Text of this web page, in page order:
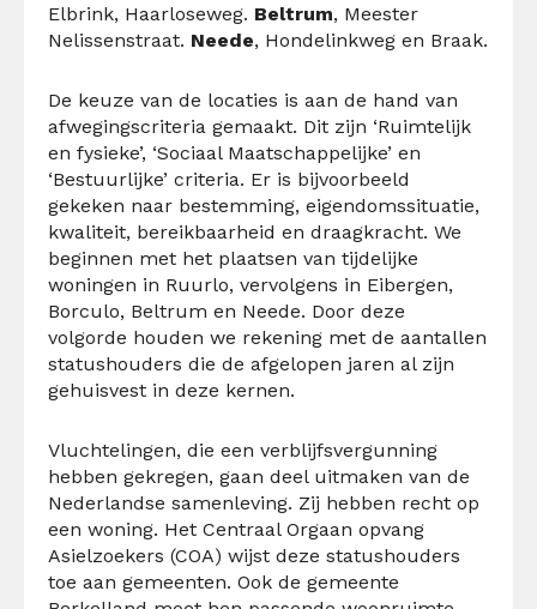
Elbrink, Haarloseweg. Beltrum, Meester
Nelissenstraat. Neede, Hondelinkweg en Braak.
De keuze van de locaties is aan de hand van
afwegingscriteria gemaakt. Dit zijn ‘Ruimtelijk
en fysieke’, ‘Sociaal Maatschappelijke’ en
‘Bestuurlijke’ criteria. Er is bijvoorbeeld
gekeken naar bestemming, eigendomssituatie,
kwaliteit, bereikbaarheid en draagkracht. We
beginnen met het plaatsen van tijdelijke
woningen in Ruurlo, vervolgens in Eibergen,
Borculo, Beltrum en Neede. Door deze
volgorde houden we rekening met de aantallen
statushouders die de afgelopen jaren al zijn
gehuisvest in deze kernen.
Vluchtelingen, die een verblijfsvergunning
hebben gekregen, gaan deel uitmaken van de
Nederlandse samenleving. Zij hebben recht op
een woning. Het Centraal Orgaan opvang
Asielzoekers (COA) wijst deze statushouders
toe aan gemeenten. Ook de gemeente